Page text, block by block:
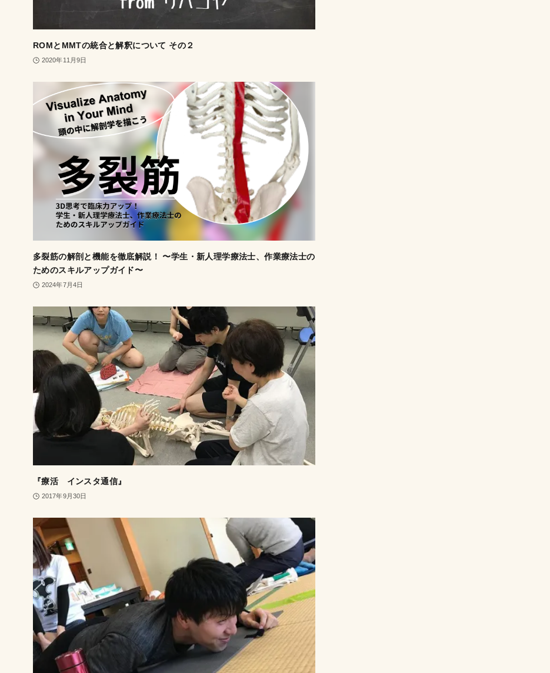
ROMとMMTの統合と解釈について その２
2020年11月9日
多裂筋の解剖と機能を徹底解説！ 〜学生・新人理学療法士、作業療法士の
ためのスキルアップガイド〜
2024年7月4日
『療活 インスタ通信』
2017年9月30日